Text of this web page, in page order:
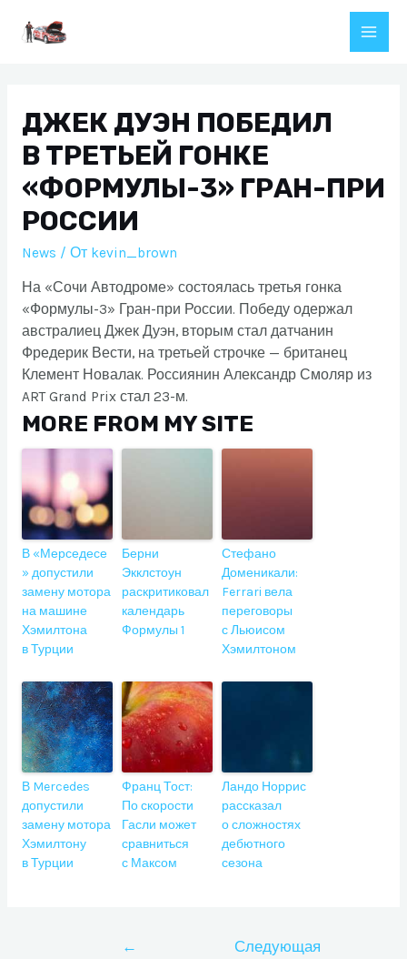
Main
ДЖЕК ДУЭН ПОБЕДИЛ
В ТРЕТЬЕЙ ГОНКЕ
«ФОРМУЛЫ-3» ГРАН-ПРИ
РОССИИ
News / От kevin_brown
На «Сочи Автодроме» состоялась третья гонка
«Формулы-3» Гран-при России. Победу одержал
австралиец Джек Дуэн, вторым стал датчанин
Фредерик Вести, на третьей строчке — британец
Клемент Новалак. Россиянин Александр Смоляр из
ART Grand Prix стал 23-м.
MORE FROM MY SITE
В «Мерседесе
» допустили
замену мотора
на машине
Хэмилтона
в Турции
Берни
Экклстоун
раскритиковал
календарь
Формулы 1
Стефано
Доменикали:
Ferrari вела
переговоры
с Льюисом
Хэмилтоном
В Mercedes
допустили
замену мотора
Хэмилтону
в Турции
Франц Тост:
По скорости
Гасли может
сравниться
с Максом
Ландо Норрис
рассказал
о сложностях
дебютного
сезона
←
Следующая